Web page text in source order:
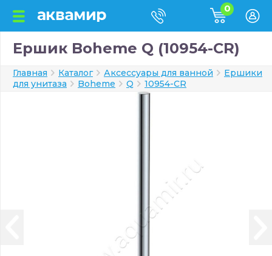
0
Ершик Boheme Q (10954-CR)
Главная Каталог Аксессуары для ванной
Ершики
для унитаза
Boheme Q 10954-CR